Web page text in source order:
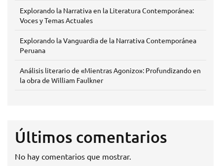
Explorando la Narrativa en la Literatura Contemporánea:
Voces y Temas Actuales
Explorando la Vanguardia de la Narrativa Contemporánea
Peruana
Análisis literario de «Mientras Agonizo»: Profundizando en
la obra de William Faulkner
Últimos comentarios
No hay comentarios que mostrar.